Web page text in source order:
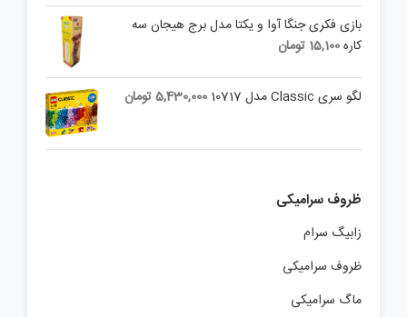
بازی فکری جنگا آوا و یکتا مدل برج هیجان سه
کاره15,100 تومان
لگو سری Classic مدل 10717 5,430,000تومان
ظروف سرامیکی
زابیگ سرام
ظروف سرامیکی
ماگ سرامیکی